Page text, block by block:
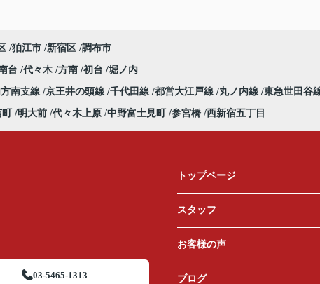
狛江市 新宿区 調布市
台 代々木 方南 初台 堀ノ内
南支線 京王井の頭線 千代田線 都営大江戸線 丸ノ内線 東急世田谷
明大前 代々木上原 中野富士見町 参宮橋 西新宿五丁目
03-5465-1313
トップページ
スタッフ
お客様の声
ブログ